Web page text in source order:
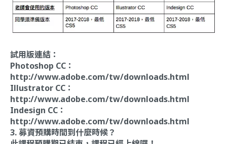
試用版連結：
Photoshop CC：
http://www.adobe.com/tw/downloads.html
Illustrator CC：
http://www.adobe.com/tw/downloads.html
Indesign CC：
http://www.adobe.com/tw/downloads.html
3. 募資預購時間到什麼時候？